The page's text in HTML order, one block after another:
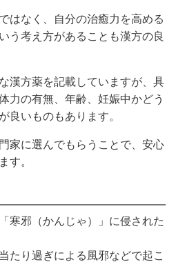
はなく、自分の治癒力を高める
う考え方があることも漢方の良
漢方薬を記載していますが、具
力の有無、年齢、妊娠中かどう
良いものもあります。
家に選んでもらうことで、安心
す。
寒邪（かんじゃ）」に侵された
たり過ぎによる風邪などで起こ